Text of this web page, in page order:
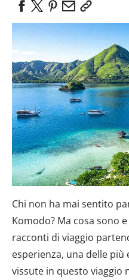
Chi non ha mai sentito
Komodo? Ma cosa sono
racconti di viaggio
esperienza, una delle
vissute in questo viaggio